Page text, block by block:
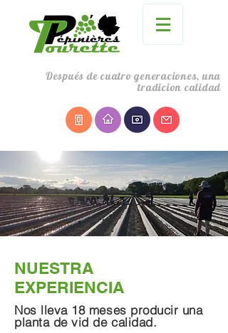
Después de cuatro generaciones, una
tradicion calidad
NUESTRA
EXPERIENCIA
Nos lleva 18 meses producir una
planta de vid de calidad.